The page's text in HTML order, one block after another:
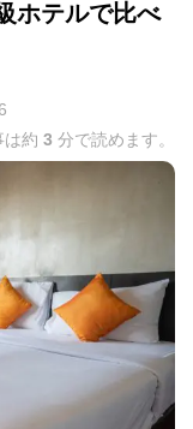
ホテルで比べ
は約 3 分で読めます。